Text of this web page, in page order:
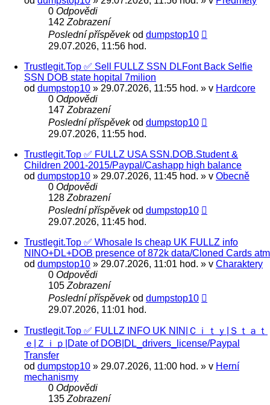
0 Odpovědi
142 Zobrazení
Poslední příspěvekod dumpstop10
29.07.2026, 11:56 hod.
Trustlegit.Top ✅ Sell FULLZ SSN DLFont Back Selfie
SSN DOB state hopital 7milion
od dumpstop10 » 29.07.2026, 11:55 hod. » v Hardcore
0 Odpovědi
147 Zobrazení
Poslední příspěvekod dumpstop10
29.07.2026, 11:55 hod.
Trustlegit.Top ✅ FULLZ USA SSN.DOB.Student &
Сhildren 2001-2015/Paypal/Cashapp high balance
od dumpstop10 » 29.07.2026, 11:45 hod. » v Obecně
0 Odpovědi
128 Zobrazení
Poslední příspěvekod dumpstop10
29.07.2026, 11:45 hod.
Trustlegit.Top ✅ Whosale Is cheap UK FULLZ info
NINO+DL+DOB presence of 872k data/Cloned Cards atm
od dumpstop10 » 29.07.2026, 11:01 hod. » v Charaktery
0 Odpovědi
105 Zobrazení
Poslední příspěvekod dumpstop10
29.07.2026, 11:01 hod.
Trustlegit.Top ✅ FULLZ INFO UK NIN|Ｃｉｔｙ|Ｓｔａｔ
ｅ|Ｚｉｐ|Date of DOB|DL_drivers_license/Paypal
Transfer
od dumpstop10 » 29.07.2026, 11:00 hod. » v Herní
mechanismy
0 Odpovědi
135 Zobrazení